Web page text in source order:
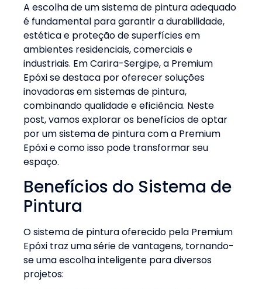
A escolha de um sistema de pintura adequado
é fundamental para garantir a durabilidade,
estética e proteção de superfícies em
ambientes residenciais, comerciais e
industriais. Em Carira-Sergipe, a Premium
Epóxi se destaca por oferecer soluções
inovadoras em sistemas de pintura,
combinando qualidade e eficiência. Neste
post, vamos explorar os benefícios de optar
por um sistema de pintura com a Premium
Epóxi e como isso pode transformar seu
espaço.
Benefícios do Sistema de
Pintura
O sistema de pintura oferecido pela Premium
Epóxi traz uma série de vantagens, tornando-
se uma escolha inteligente para diversos
projetos: